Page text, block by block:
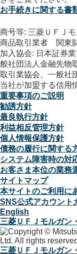
お手続きに関する書
商号等: 三菱ＵＦＪ
商品取引業者 関東
加入協会: 日本証券
般社団法人金融先物
取引業協会、一般社
当社が加盟する信用
重要事項のご説明
勧誘方針
最良執行方針
利益相反管理方針
個人情報保護方針
債務の履行に関する
システム障害時の対
お客さま本位の業務
サイトマップ
本サイトのご利用に
SNS公式アカウント
English
三菱ＵＦＪモルガン
三菱ＵＦＪモルガン